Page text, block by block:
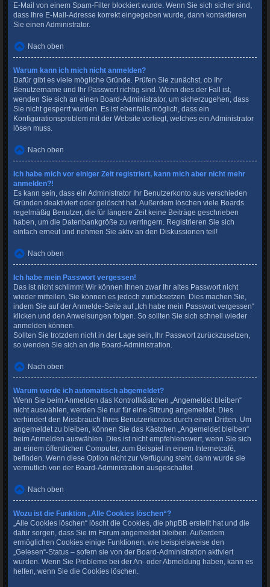
E-Mail von einem Spam-Filter blockiert wurde. Wenn Sie sich sicher sind,
dass Ihre E-Mail-Adresse korrekt eingegeben wurde, dann kontaktieren
Sie einen Administrator.
Nach oben
Warum kann ich mich nicht anmelden?
Dafür gibt es viele mögliche Gründe. Prüfen Sie zunächst, ob Ihr
Benutzername und Ihr Passwort richtig sind. Wenn dies der Fall ist,
wenden Sie sich an einen Board-Administrator, um sicherzugehen, dass
Sie nicht gesperrt wurden. Es ist ebenfalls möglich, dass ein
Konfigurationsproblem mit der Website vorliegt, welches ein Administrator
lösen muss.
Nach oben
Ich habe mich vor einiger Zeit registriert, kann mich aber nicht mehr
anmelden?!
Es kann sein, dass ein Administrator Ihr Benutzerkonto aus verschieden
Gründen deaktiviert oder gelöscht hat. Außerdem löschen viele Boards
regelmäßig Benutzer, die für längere Zeit keine Beiträge geschrieben
haben, um die Datenbankgröße zu verringern. Registrieren Sie sich
einfach erneut und nehmen Sie aktiv an den Diskussionen teil!
Nach oben
Ich habe mein Passwort vergessen!
Das ist nicht schlimm! Wir können Ihnen zwar Ihr altes Passwort nicht
wieder mitteilen, Sie können es jedoch zurücksetzen. Dies machen Sie,
indem Sie auf der Anmelde-Seite auf „Ich habe mein Passwort vergessen“
klicken und den Anweisungen folgen. So sollten Sie sich schnell wieder
anmelden können.
Sollten Sie trotzdem nicht in der Lage sein, Ihr Passwort zurückzusetzen,
so wenden Sie sich an die Board-Administration.
Nach oben
Warum werde ich automatisch abgemeldet?
Wenn Sie beim Anmelden das Kontrollkästchen „Angemeldet bleiben“
nicht auswählen, werden Sie nur für eine Sitzung angemeldet. Dies
verhindert den Missbrauch Ihres Benutzerkontos durch einen Dritten. Um
angemeldet zu bleiben, können Sie das Kästchen „Angemeldet bleiben“
beim Anmelden auswählen. Dies ist nicht empfehlenswert, wenn Sie sich
an einem öffentlichen Computer, zum Beispiel in einem Internetcafé,
befinden. Wenn diese Option nicht zur Verfügung steht, dann wurde sie
vermutlich von der Board-Administration ausgeschaltet.
Nach oben
Wozu ist die Funktion „Alle Cookies löschen“?
„Alle Cookies löschen“ löscht die Cookies, die phpBB erstellt hat und die
dafür sorgen, dass Sie im Forum angemeldet bleiben. Außerdem
ermöglichen Cookies einige Funktionen, wie beispielsweise den
„Gelesen“-Status – sofern sie von der Board-Administration aktiviert
wurden. Wenn Sie Probleme bei der An- oder Abmeldung haben, kann es
helfen, wenn Sie die Cookies löschen.